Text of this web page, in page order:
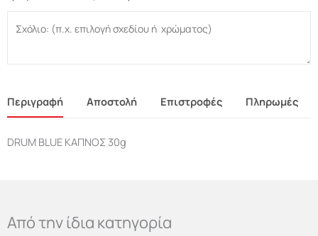
Περιγραφή Αποστολή Επιστροφές Πληρωμές
DRUM BLUE ΚΑΠΝΟΣ 30g
Από την ίδια κατηγορία